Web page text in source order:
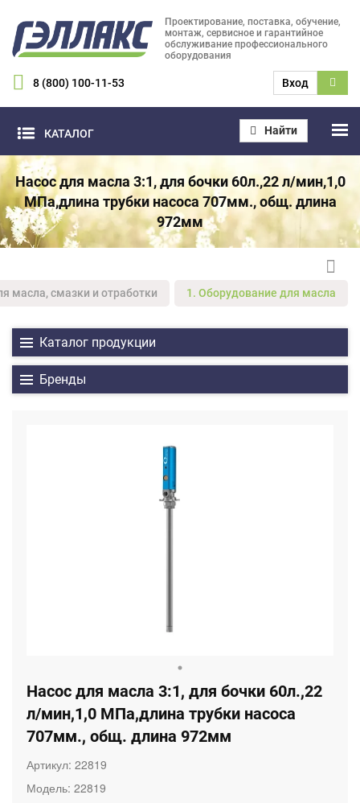
Проектирование, поставка, обучение,
монтаж, сервисное и гарантийное
обслуживание профессионального
оборудования
8 (800) 100-11-53 Вход
КАТАЛОГ Найти
Насос для масла 3:1, для бочки 60л.,22 л/мин,1,0
МПа,длина трубки насоса 707мм., общ. длина
972мм
масла, смазки и отработки 1. Оборудование для масла
Каталог продукции
Бренды
Насос для масла 3:1, для бочки 60л.,22
л/мин,1,0 МПа,длина трубки насоса
707мм., общ. длина 972мм
Артикул: 22819
Модель: 22819